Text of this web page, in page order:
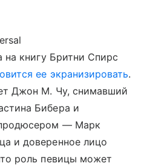
на книгу Бритни Спирс
ее экранизировать.
Джон М. Чу, снимавший
Бибера и
— Марк
и доверенное лицо
роль певицы может